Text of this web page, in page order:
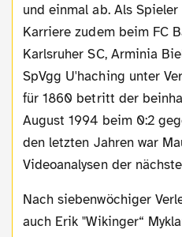
und einmal ab. Als
Karriere zudem beim FC
Karlsruher SC, Arminia
SpVgg U'haching unter
für 1860 betritt der
August 1994 beim 0:2
den letzten Jahren war
Videoanalysen der
Nach siebenwöchiger Verletzungspause gehört
auch Erik "Wikinger“